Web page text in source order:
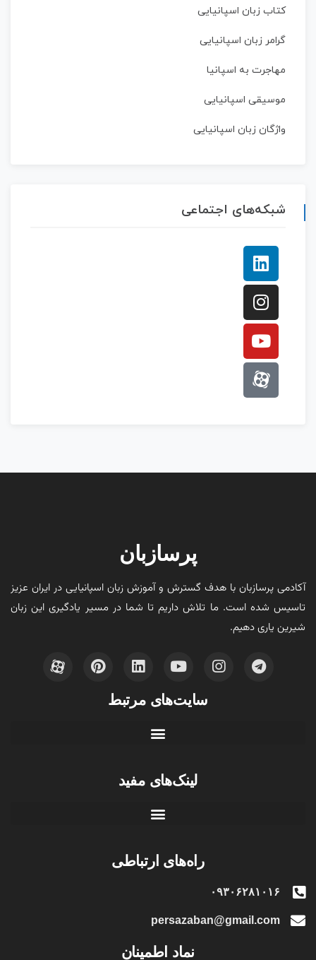
کتاب زبان اسپانیایی
گرامر زبان اسپانیایی
مهاجرت به اسپانیا
موسیقی اسپانیایی
واژگان زبان اسپانیایی
شبکه‌های اجتماعی
پرسازبان
آکادمی پرسازبان با هدف گسترش و آموزش زبان اسپانیایی در ایران عزیز
تاسیس شده است. ما تلاش داریم تا شما در مسیر یادگیری این زبان
شیرین یاری دهیم.
سایت‌های مرتبط
لینک‌های مفید
راه‌های ارتباطی
۰۹۳۰۶۲۸۱۰۱۶
persazaban@gmail.com
نماد اطمینان